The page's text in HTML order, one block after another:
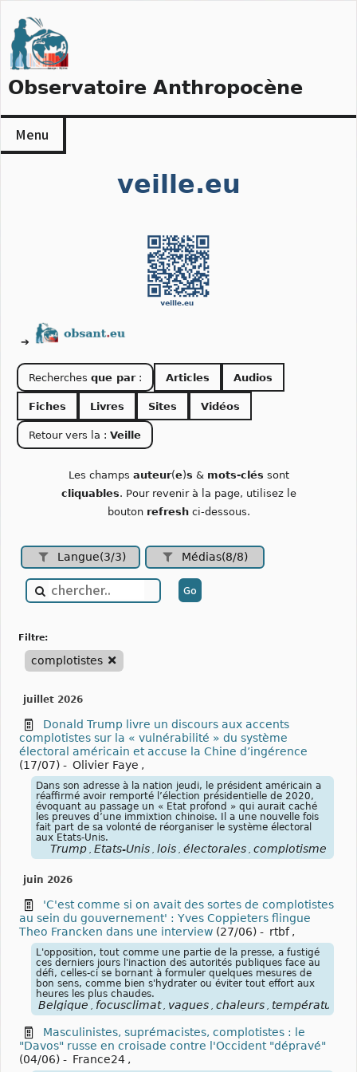
to
content
Observatoire Anthropocène
Menu
veille.eu
➔
Recherches que par: Articles Audios
Fiches Livres Sites Vidéos
Retour vers la : Veille
Les champs auteur(e)s & mots-clés sont
cliquables. Pour revenir à la page, utilisez le
bouton refreshci-dessous.
Langue(3/3) Médias(8/8)
filtre:
complotistes
juillet 2026
Donald Trump livre un discours aux accents
complotistes sur la « vulnérabilité » du système
électoral américain et accuse la Chine d’ingérence
(17/07) - Olivier Faye ,
Dans son adresse à la nation jeudi, le président américain a
réaffirmé avoir remporté l’élection présidentielle de 2020,
évoquant au passage un « Etat profond » qui aurait caché
les preuves d’une immixtion chinoise. Il a une nouvelle fois
fait part de sa volonté de réorganiser le système électoral
aux Etats-Unis.
Trump États-Unis lois électorales complotisme
juin 2026
'C'est comme si on avait des sortes de complotistes
au sein du gouvernement' : Yves Coppieters flingue
Theo Francken dans une interview (27/06) - rtbf ,
L'opposition, tout comme une partie de la presse, a fustigé
ces derniers jours l'inaction des autorités publiques face au
défi, celles-ci se bornant à formuler quelques mesures de
bon sens, comme bien s'hydrater ou éviter tout effort aux
heures les plus chaudes.
Belgique focusclimat vagues chaleurs températures
Masculinistes, suprémacistes, complotistes : le
"Davos" russe en croisade contre l'Occident "dépravé"
(04/06) - France24 ,